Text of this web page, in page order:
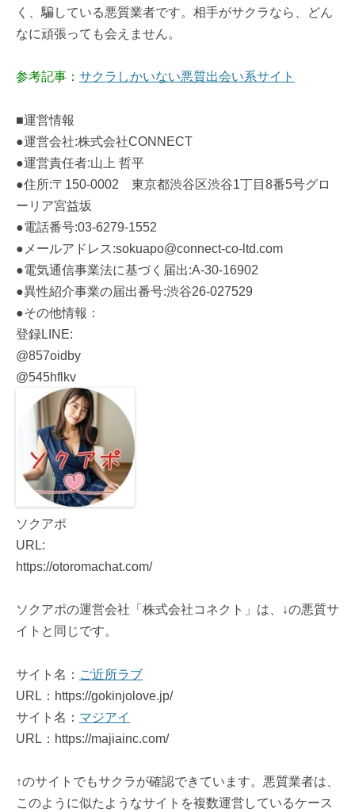
く、騙している悪質業者です。相手がサクラなら、どん
なに頑張っても会えません。
参考記事： サクラしかいない悪質出会い系サイト
■運営情報
●運営会社:株式会社CONNECT
●運営責任者:山上 哲平
●住所:〒150-0002 東京都渋谷区渋谷1丁目8番5号グロ
ーリア宮益坂
●電話番号:03-6279-1552
●メールアドレス:sokuapo@connect-co-ltd.com
●電気通信事業法に基づく届出:A-30-16902
●異性紹介事業の届出番号:渋谷26-027529
●その他情報：
登録LINE:
@857oidby
@545hflkv
ソクアポ
URL:
https://otoromachat.com/
ソクアポの運営会社「株式会社コネクト」は、↓の悪質サ
イトと同じです。
サイト名： ご近所ラブ
URL：https://gokinjolove.jp/
サイト名： マジアイ
URL：https://majiainc.com/
↑のサイトでもサクラが確認できています。悪質業者は、
このように似たようなサイトを複数運営しているケース